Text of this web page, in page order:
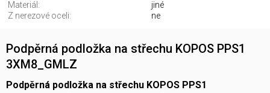
Materiál:
jiné
Z nerezové oceli:
ne
Podpěrná podložka na střechu KOPOS PPS1
3XM8_GMLZ
Podpěrná podložka na střechu KOPOS PPS1